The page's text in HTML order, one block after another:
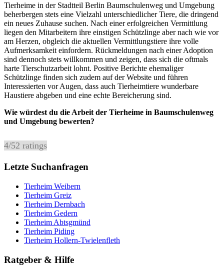
Tierheime in der Stadtteil Berlin Baumschulenweg und Umgebung
beherbergen stets eine Vielzahl unterschiedlicher Tiere, die dringend
ein neues Zuhause suchen. Nach einer erfolgreichen Vermittlung
liegen den Mitarbeitern ihre einstigen Schützlinge aber nach wie vor
am Herzen, obgleich die aktuellen Vermittlungstiere ihre volle
Aufmerksamkeit einfordern. Rückmeldungen nach einer Adoption
sind dennoch stets willkommen und zeigen, dass sich die oftmals
harte Tierschutzarbeit lohnt. Positive Berichte ehemaliger
Schützlinge finden sich zudem auf der Website und führen
Interessierten vor Augen, dass auch Tierheimtiere wunderbare
Haustiere abgeben und eine echte Bereicherung sind.
Wie würdest du die Arbeit der Tierheime in Baumschulenweg
und Umgebung bewerten?
4/52 ratings
Letzte Suchanfragen
Tierheim Weibern
Tierheim Greiz
Tierheim Dernbach
Tierheim Gedern
Tierheim Abtsgmünd
Tierheim Piding
Tierheim Hollern-Twielenfleth
Ratgeber & Hilfe